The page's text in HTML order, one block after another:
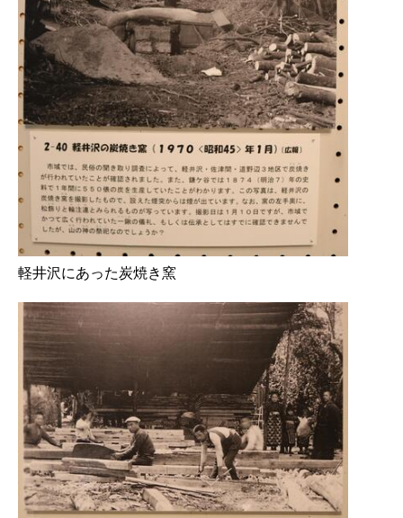
軽井沢にあった炭焼き窯